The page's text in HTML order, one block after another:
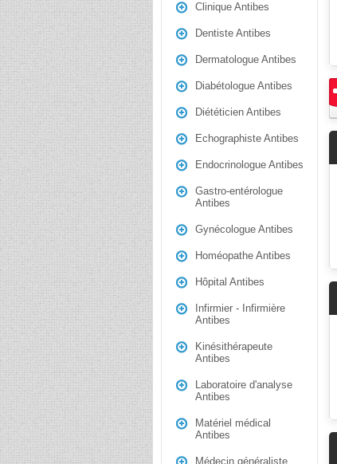
Clinique Antibes
Dentiste Antibes
Dermatologue Antibes
Diabétologue Antibes
Diététicien Antibes
Echographiste Antibes
Endocrinologue Antibes
Gastro-entérologue
Antibes
Gynécologue Antibes
Homéopathe Antibes
Hôpital Antibes
Infirmier - Infirmière
Antibes
Kinésithérapeute
Antibes
Laboratoire d'analyse
Antibes
Matériel médical
Antibes
Médecin généraliste